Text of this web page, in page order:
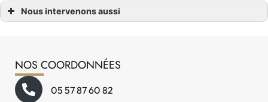
Nous intervenons aussi
Restaurant viande Gambetta
Restaurant viande Saint Pierre
Restaurant viande Quinconces
Restaurant viande Pey Berland
Restaurant viande Victoire
NOS COORDONNÉES
05 57 87 60 82